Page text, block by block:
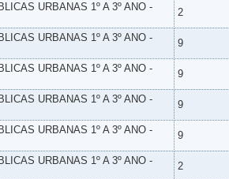
URBANAS 1º A 3º ANO -
2
URBANAS 1º A 3º ANO -
9
URBANAS 1º A 3º ANO -
9
URBANAS 1º A 3º ANO -
9
URBANAS 1º A 3º ANO -
9
URBANAS 1º A 3º ANO -
2